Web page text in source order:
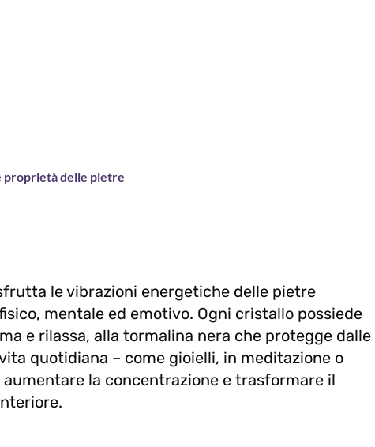
proprietà delle pietre
le vibrazioni energetiche delle pietre
mentale ed emotivo. Ogni cristallo possiede
e rilassa, alla tormalina nera che protegge dalle
quotidiana – come gioielli, in meditazione o
la concentrazione e trasformare il